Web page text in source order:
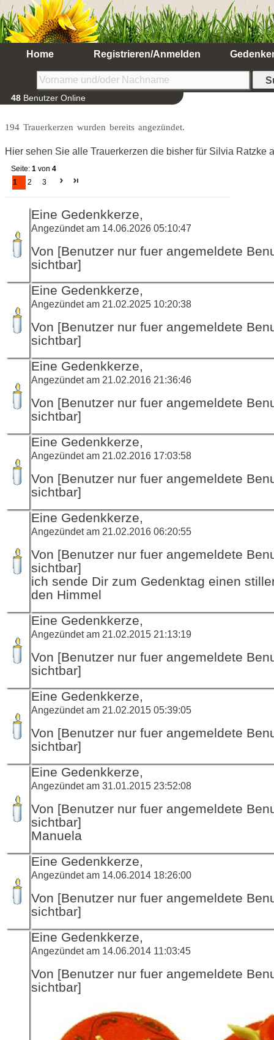
Home Registrieren/Anmelden
48 Benutzer Online
194 Trauerkerzen wurden bereits angezündet.
Hier sehen Sie alle Trauerkerzen die bisher für Silvia Ratzke
Seite: 1 von 4
1
2 3
Eine Gedenkkerze,
Angezündet am 14.06.2026 05:10:47
Von [Benutzer nur fuer angemeldete
sichtbar]
Eine Gedenkkerze,
Angezündet am 21.02.2025 10:20:38
Von [Benutzer nur fuer angemeldete
sichtbar]
Eine Gedenkkerze,
Angezündet am 21.02.2016 21:36:46
Von [Benutzer nur fuer angemeldete
sichtbar]
Eine Gedenkkerze,
Angezündet am 21.02.2016 17:03:58
Von [Benutzer nur fuer angemeldete
sichtbar]
Eine Gedenkkerze,
Angezündet am 21.02.2016 06:20:55
Von [Benutzer nur fuer angemeldete
sichtbar]
ich sende Dir zum Gedenktag einen
den Himmel
Eine Gedenkkerze,
Angezündet am 21.02.2015 21:13:19
Von [Benutzer nur fuer angemeldete
sichtbar]
Eine Gedenkkerze,
Angezündet am 21.02.2015 05:39:05
Von [Benutzer nur fuer angemeldete
sichtbar]
Eine Gedenkkerze,
Angezündet am 31.01.2015 23:52:08
Von [Benutzer nur fuer angemeldete
sichtbar]
Manuela
Eine Gedenkkerze,
Angezündet am 14.06.2014 18:26:00
Von [Benutzer nur fuer angemeldete
sichtbar]
Eine Gedenkkerze,
Angezündet am 14.06.2014 11:03:45
Von [Benutzer nur fuer angemeldete
sichtbar]